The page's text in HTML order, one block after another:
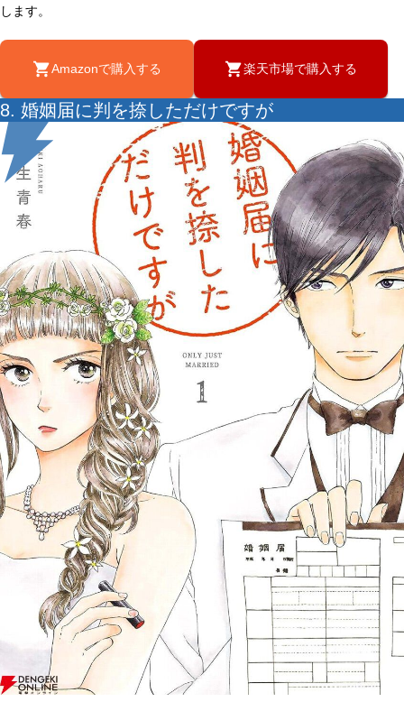
します。
Amazonで購入する 楽天市場で購入する
8. 婚姻届に判を捺しただけですが